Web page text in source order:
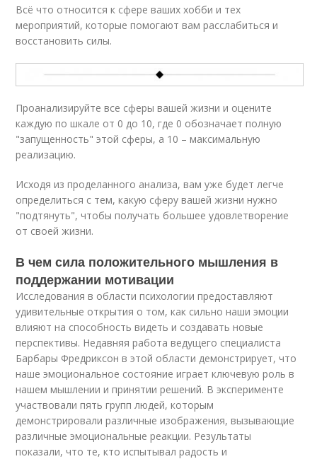
Всё что относится к сфере ваших хобби и тех
мероприятий, которые помогают вам расслабиться и
восстановить силы.
Проанализируйте все сферы вашей жизни и оцените
каждую по шкале от 0 до 10, где 0 обозначает полную
"запущенность" этой сферы, а 10 – максимальную
реализацию.
Исходя из проделанного анализа, вам уже будет легче
определиться с тем, какую сферу вашей жизни нужно
"подтянуть", чтобы получать большее удовлетворение
от своей жизни.
В чем сила положительного мышления в
поддержании мотивации
Исследования в области психологии предоставляют
удивительные открытия о том, как сильно наши эмоции
влияют на способность видеть и создавать новые
перспективы. Недавняя работа ведущего специалиста
Барбары Фредриксон в этой области демонстрирует, что
наше эмоциональное состояние играет ключевую роль в
нашем мышлении и принятии решений. В эксперименте
участвовали пять групп людей, которым
демонстрировали различные изображения, вызывающие
различные эмоциональные реакции. Результаты
показали, что те, кто испытывал радость и